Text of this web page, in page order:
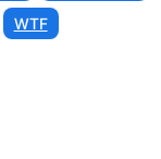
WTF